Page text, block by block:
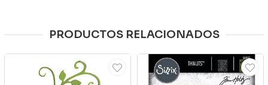
PRODUCTOS RELACIONADOS